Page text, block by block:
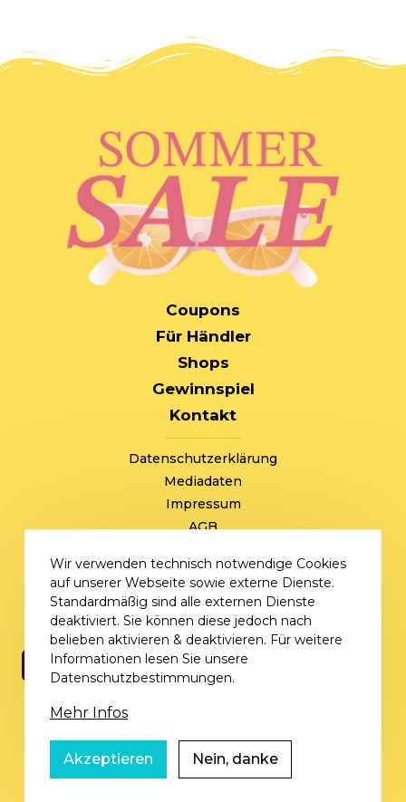
NAVIGATION
Coupons
Für Händler
Shops
Gewinnspiel
Kontakt
Datenschutzerklärung
Mediadaten
Impressum
AGB
sommersale@deutschlandvoucher.de
Sommer Sale – eine Kampagne der
DVM Deutschlandvoucher Media GmbH © 2026
Wir verwenden technisch notwendige Cookies
auf unserer Webseite sowie externe Dienste.
Standardmäßig sind alle externen Dienste
deaktiviert. Sie können diese jedoch nach
belieben aktivieren & deaktivieren. Für weitere
Informationen lesen Sie unsere
Datenschutzbestimmungen.
Mehr Infos
Akzeptieren Nein, danke